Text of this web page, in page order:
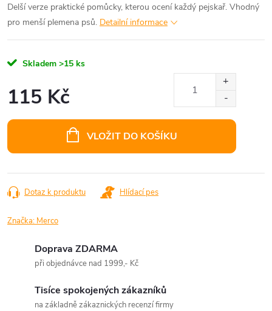
Delší verze praktické pomůcky, kterou ocení každý pejskař. Vhodný
pro menší plemena psů. Detailní informace
Skladem >15 ks
115 Kč
VLOŽIT DO KOŠÍKU
Dotaz k produktu Hlídací pes
Značka: Merco
Doprava ZDARMA
při objednávce nad 1999,- Kč
Tisíce spokojených zákazníků
na základně zákaznických recenzí firmy